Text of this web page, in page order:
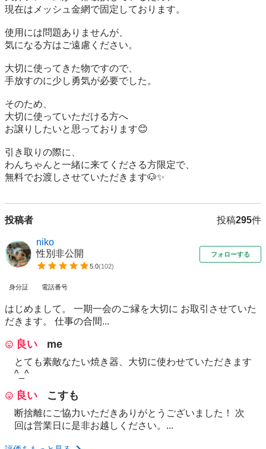
現在はメッシュ金網で固定しております。
使用には問題ありませんが、
気になる方はご遠慮ください。
大切に使ってきた物ですので、
手放すのに少し勇気が必要でした。
そのため、
大切に使っていただける方へ
お譲りしたいと思っております😊
引き取りの際に、
わんちゃんと一緒に来てくださる方限定で、
投稿者 投稿295件
niko
性別非公開
5.0(102)
フォローする
身分証 電話番号
はじめまして。 一期一会のご縁を大切に お取引させていた
だきます。 仕事の合間...
良い me
とても素敵なたい焼き器、大切に使わせていただきます
^_^
良い こすも
断捨離にご協力いただきありがとうございました！ 次
回は営業日に是非お越しください。...